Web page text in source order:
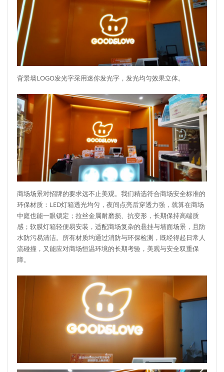
背景墙LOGO发光字采用迷你发光字，发光均匀效果立体。
商场场景对招牌的要求远不止美观。我们精选符合商场安全标准的
环保材质：LED灯箱透光均匀，夜间点亮后穿透力强，就算在商场
中庭也能一眼锁定；拉丝金属耐磨损、抗变形，长期保持高端质
感；软膜灯箱轻便易安装，适配商场复杂的悬挂与墙面场景，且防
水防污易清洁。所有材质均通过消防与环保检测，既经得起日常人
流碰撞，又能应对商场恒温环境的长期考验，美观与安全双重保
障。